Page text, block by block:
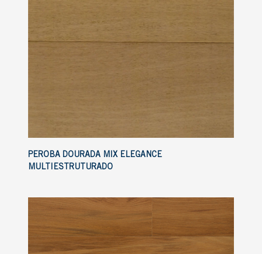
PEROBA DOURADA MIX ELEGANCE
MULTIESTRUTURADO